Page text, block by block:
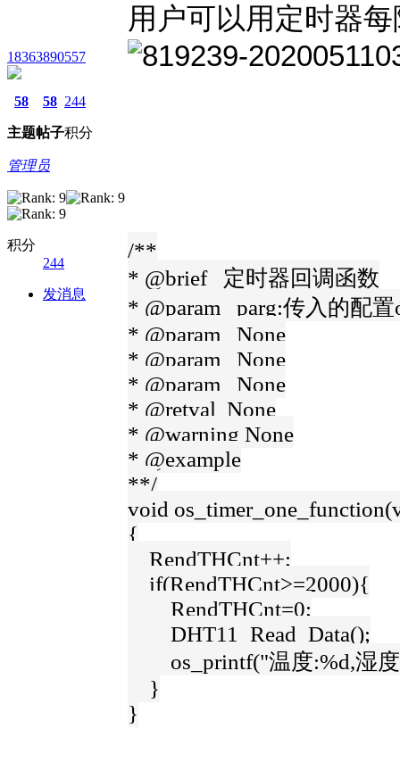
18363890557
58
主题
58
帖子
244
积分
管理员
积分
244
发消息
用户可以用定时器
/**
* @brief 定时器回调函数
* @param parg:传入的配
* @param None
* @param None
* @param None
* @retval None
* @warning None
* @example
**/
void
{
RendTHCnt++;
if(RendTHCnt>=2000){
RendTHCnt=0;
DHT11_Read_Data();
os_printf("温度:%d,湿度
}
}